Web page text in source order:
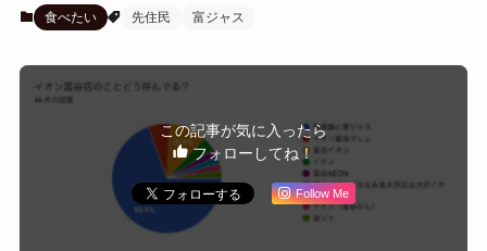
食べたい 先住民 富ジャス
この記事が気に入ったら
フォローしてね！
Follow Me